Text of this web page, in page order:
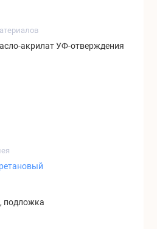
акрилат УФ-отверждения
подложка